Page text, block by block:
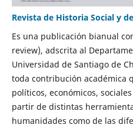
Revista de Historia Social y
Es una publicación bianual
review), adscrita al
Universidad de Santiago de
toda contribución académica
políticos, económicos,
partir de distintas
humanidades como de las